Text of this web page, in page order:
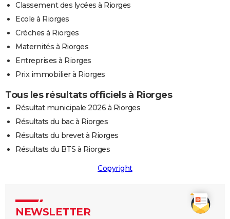
Classement des lycées à Riorges
Ecole à Riorges
Crèches à Riorges
Maternités à Riorges
Entreprises à Riorges
Prix immobilier à Riorges
Tous les résultats officiels à Riorges
Résultat municipale 2026 à Riorges
Résultats du bac à Riorges
Résultats du brevet à Riorges
Résultats du BTS à Riorges
Copyright
NEWSLETTER